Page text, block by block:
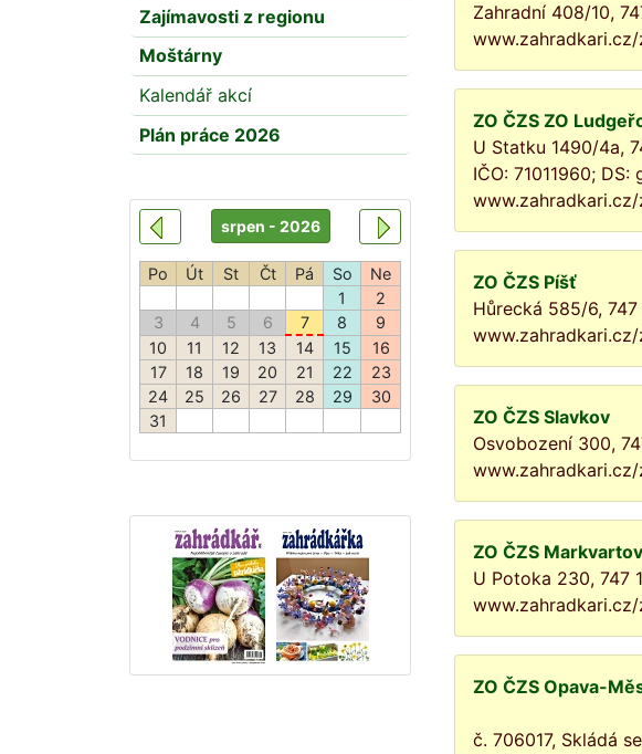
Zajímavosti z regionu
Moštárny
Kalendář akcí
Plán práce 2026
Zahradní 408/10,
ZO ČZS ZO
U Statku 1490/4a,
IČO: 71011960; DS:
ZO ČZS Píšť
Hůrecká 585/6,
ZO ČZS Slavkov
Osvobození 300,
ZO ČZS
U Potoka 230, 747
ZO ČZS Opava-
č. 706017, Skládá